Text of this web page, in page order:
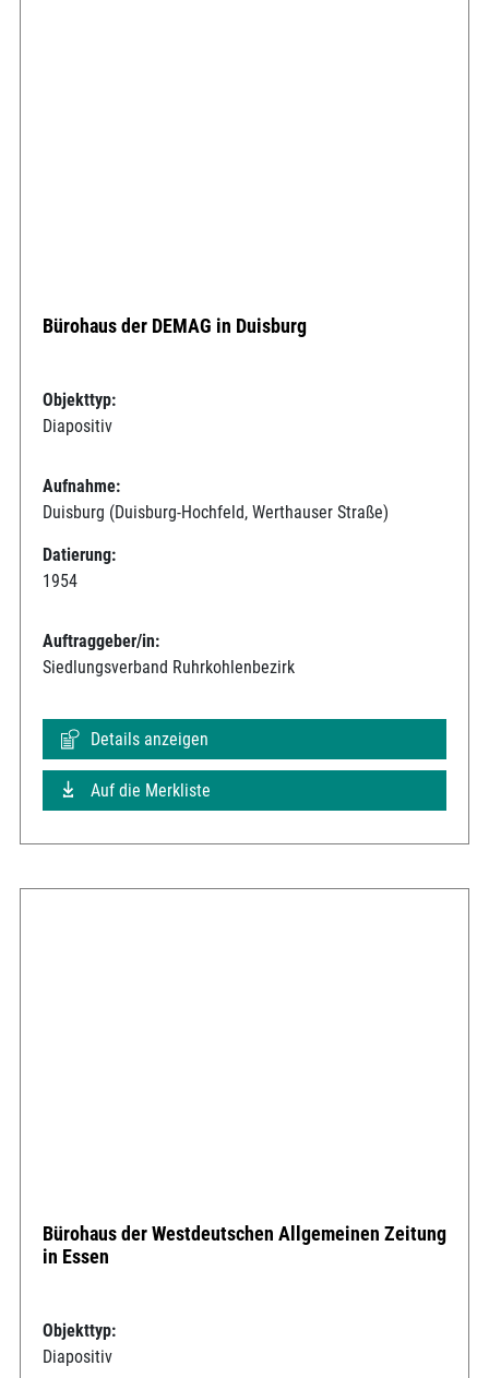
Bürohaus der DEMAG in Duisburg
Objekttyp:
Diapositiv
Aufnahme:
Duisburg (Duisburg-Hochfeld, Werthauser Straße)
Datierung:
1954
Auftraggeber/in:
Siedlungsverband Ruhrkohlenbezirk
Details anzeigen
Auf die Merkliste
Bürohaus der Westdeutschen Allgemeinen Zeitung
in Essen
Objekttyp:
Diapositiv